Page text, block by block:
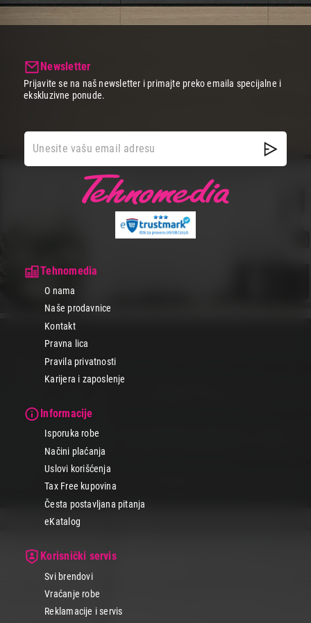
Tehnomedia
O nama
Naše prodavnice
Kontakt
Pravna lica
Pravila privatnosti
Karijera i zaposlenje
Informacije
Isporuka robe
Načini plaćanja
Uslovi korišćenja
Tax Free kupovina
Česta postavljana pitanja
eKatalog
Korisnički servis
Svi brendovi
Vraćanje robe
Reklamacije i servis
Newsletter
Prijavite se na naš newsletter i primajte preko emaila specijalne i
ekskluzivne ponude.